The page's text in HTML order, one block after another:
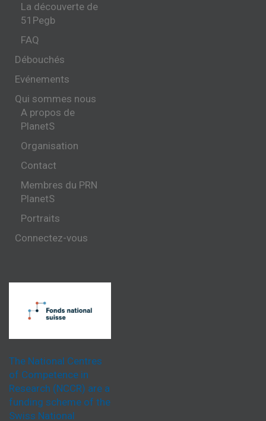
La découverte de
51Pegb
FAQ
Débouchés
Evénements
Qui sommes nous
A propos de
PlanetS
Organisation
Contact
Membres du PRN
PlanetS
Portraits
Connectez-vous
The National Centres
of Competence in
Research (NCCR) are a
funding scheme of the
Swiss National